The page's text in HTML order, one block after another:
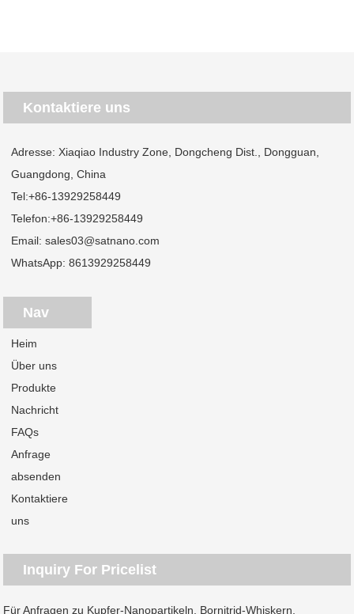
Kontaktiere uns
Adresse: Xiaqiao Industry Zone, Dongcheng Dist., Dongguan,
Guangdong, China
Tel:+86-13929258449
Telefon:+86-13929258449
Email:sales03@satnano.com
WhatsApp:8613929258449
Nav
Heim
Über uns
Produkte
Nachricht
FAQs
Anfrage
absenden
Kontaktiere
uns
Inquiry For Pricelist
Für Anfragen zu Kupfer-Nanopartikeln, Bornitrid-Whiskern,